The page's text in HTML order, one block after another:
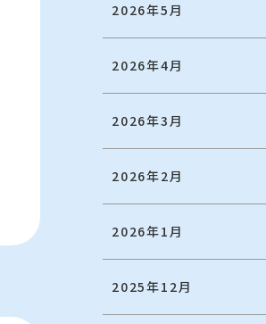
2026年5月
2026年4月
2026年3月
2026年2月
2026年1月
2025年12月